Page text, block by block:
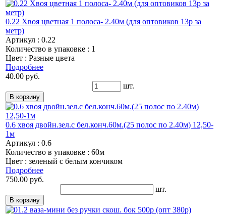
0.22 Хвоя цветная 1 полоса- 2.40м (для оптовиков 13р за
метр)
Артикул : 0.22
Количество в упаковке : 1
Цвет : Разные цвета
Подробнее
40.00 руб.
шт.
0.6 хвоя двойн.зел.с бел.конч.60м.(25 полос по 2.40м) 12,50-
1м
Артикул : 0.6
Количество в упаковке : 60м
Цвет : зеленый с белым кончиком
Подробнее
750.00 руб.
шт.